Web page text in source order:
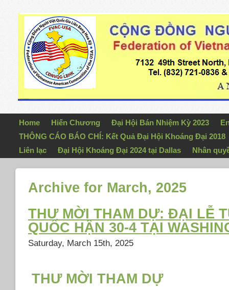
Home Hiến Chương Đại Hội Bán Nhiệm Kỳ 2023
THÔNG CÁO BÁO CHÍ: Kết Quả Đại Hội Khoáng Đại 2018
Liên lạc
Đại Hội Khoáng Đại 2024 tại Dallas Nhân
Archive for March, 2025
THƯ MỜI THAM DỰ: ĐẠI LỄ
QUỐC HẬN 30-4 TẠI
Saturday, March 15th, 2025
THƯ MỜI THAM DỰ